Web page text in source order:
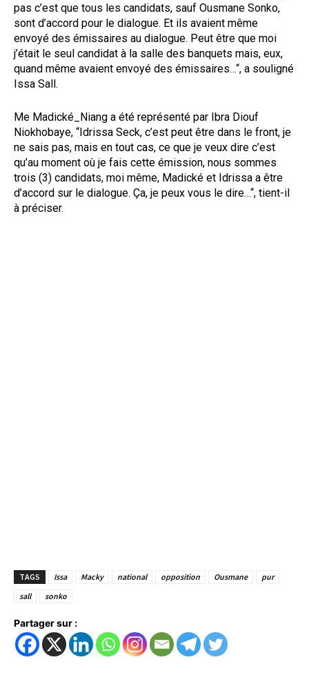
pas c’est que tous les candidats, sauf Ousmane Sonko,
sont d’accord pour le dialogue. Et ils avaient même
envoyé des émissaires au dialogue. Peut être que moi
j’était le seul candidat à la salle des banquets mais, eux,
quand même avaient envoyé des émissaires…“, a souligné
Issa Sall.
Me Madické_Niang a été représenté par Ibra Diouf
Niokhobaye, “Idrissa Seck, c’est peut être dans le front, je
ne sais pas, mais en tout cas, ce que je veux dire c’est
qu’au moment où je fais cette émission, nous sommes
trois (3) candidats, moi même, Madické et Idrissa a être
d’accord sur le dialogue. Ça, je peux vous le dire…“, tient-il
à préciser.
TAGS Issa Macky national opposition Ousmane
pur
sall
sonko
Partager sur :